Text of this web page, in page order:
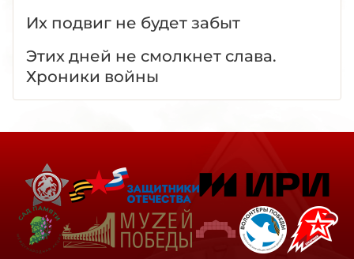
Их подвиг не будет забыт
Этих дней не смолкнет слава.
Хроники войны